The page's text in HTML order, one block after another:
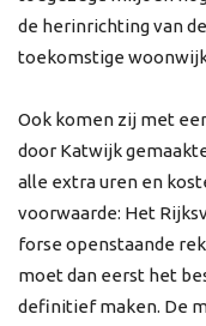
de herinrichting van
toekomstige
Ook komen zij met
door Katwijk
alle extra uren en
voorwaarde: Het
forse openstaande
moet dan eerst het
definitief maken. De